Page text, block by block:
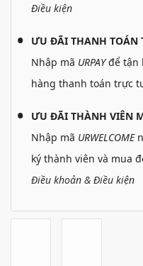
Điều kiện
ƯU ĐÃI THANH TOÁN
Nhập mã URPAYđể tận
hàng thanh toán trực
ƯU ĐÃI THÀNH VIÊN
Nhập mã URWELCOME
ký thành viên và mua
Điều khoản & Điều kiện